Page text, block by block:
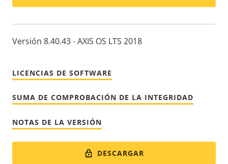
Versión 8.40.43 - AXIS OS LTS 2018
LICENCIAS DE SOFTWARE
SUMA DE COMPROBACIÓN DE LA INTEGRIDAD
NOTAS DE LA VERSIÓN
DESCARGAR